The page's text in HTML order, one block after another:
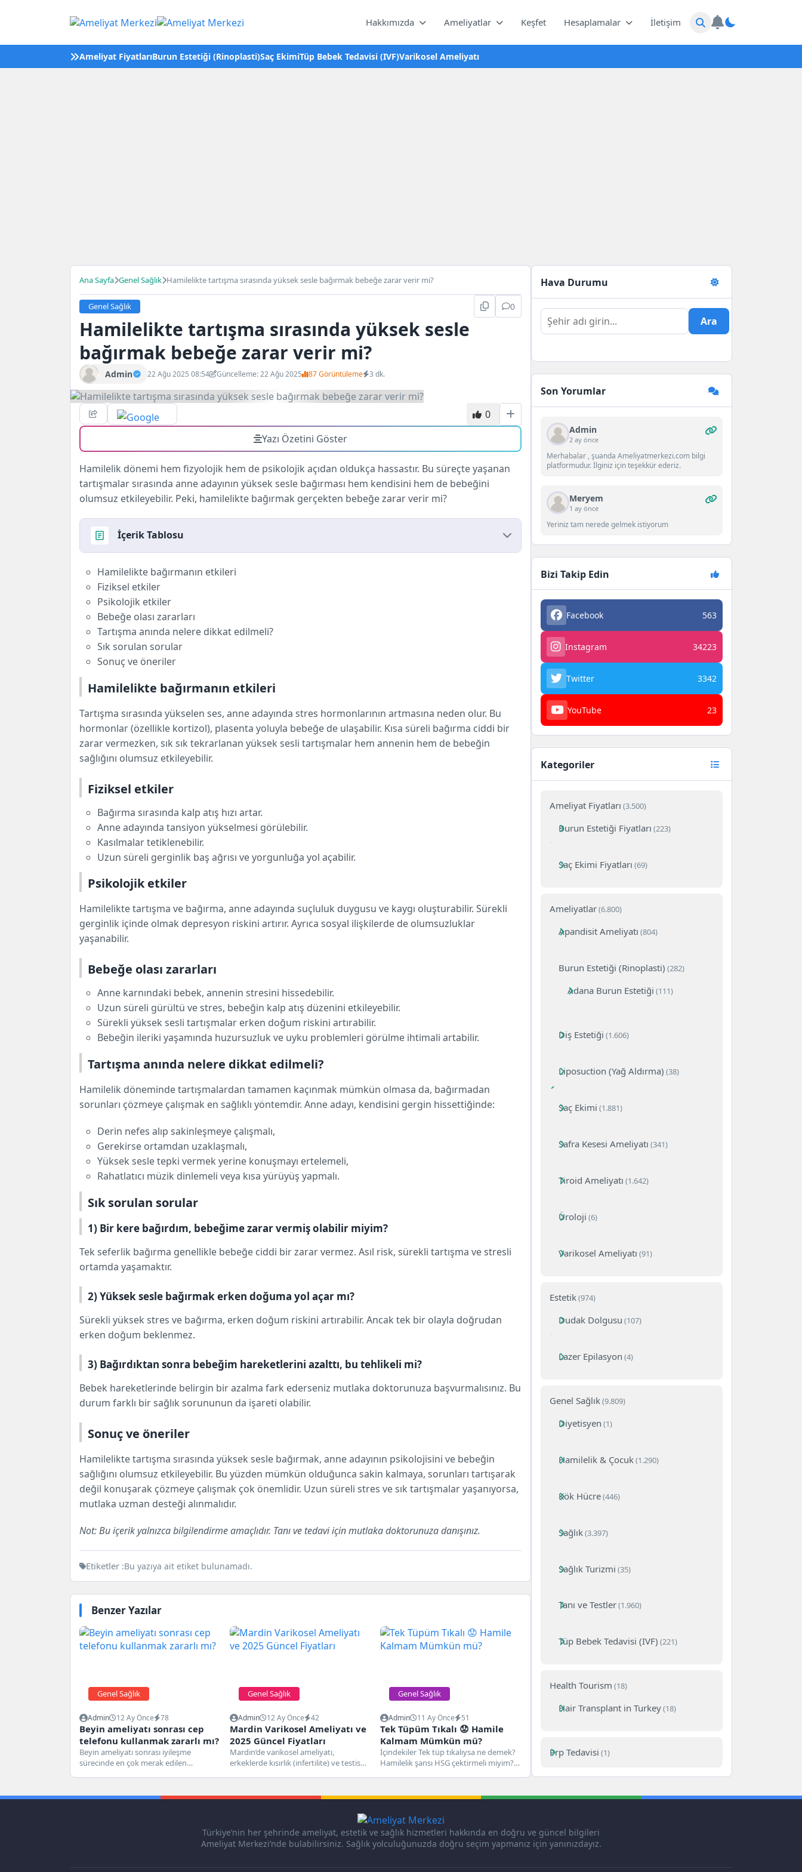
Hakkımızda Ameliyatlar Keşfet Hesaplamalar İletişim
Ameliyat FiyatlarıBurun Estetiği (Rinoplasti)Saç EkimiTüp Bebek Tedavisi (IVF)Varikosel Ameliyatı
Ana Sayfa Genel Sağlık Hamilelikte tartışma sırasında yüksek sesle bağırmak bebeğe zarar verir mi?
Genel Sağlık 0
Hamilelikte tartışma sırasında yüksek sesle
bağırmak bebeğe zarar verir mi?
Admin 22 Ağu 2025 08:54 Güncelleme: 22 Ağu 2025 87 Görüntüleme 3 dk.
0
Yazı Özetini Göster
Hamilelik dönemi hem fizyolojik hem de psikolojik açıdan oldukça hassastır. Bu süreçte yaşanan
tartışmalar sırasında anne adayının yüksek sesle bağırması hem kendisini hem de bebeğini
olumsuz etkileyebilir. Peki, hamilelikte bağırmak gerçekten bebeğe zarar verir mi?
İçerik Tablosu
Hamilelikte bağırmanın etkileri
Fiziksel etkiler
Psikolojik etkiler
Bebeğe olası zararları
Tartışma anında nelere dikkat edilmeli?
Sık sorulan sorular
1) Bir kere bağırdım, bebeğime zarar vermiş olabilir miyim?
3) Bağırdıktan sonra bebeğim hareketlerini azalttı, bu tehlikeli mi?
Hamilelikte bağırmanın etkileri
Fiziksel etkiler
Psikolojik etkiler
Bebeğe olası zararları
Tartışma anında nelere dikkat edilmeli?
Sık sorulan sorular
Sonuç ve öneriler
Hamilelikte bağırmanın etkileri
Tartışma sırasında yükselen ses, anne adayında stres hormonlarının artmasına neden olur. Bu
hormonlar (özellikle kortizol), plasenta yoluyla bebeğe de ulaşabilir. Kısa süreli bağırma ciddi bir
zarar vermezken, sık sık tekrarlanan yüksek sesli tartışmalar hem annenin hem de bebeğin
sağlığını olumsuz etkileyebilir.
Fiziksel etkiler
Bağırma sırasında kalp atış hızı artar.
Anne adayında tansiyon yükselmesi görülebilir.
Kasılmalar tetiklenebilir.
Uzun süreli gerginlik baş ağrısı ve yorgunluğa yol açabilir.
Psikolojik etkiler
Hamilelikte tartışma ve bağırma, anne adayında suçluluk duygusu ve kaygı oluşturabilir. Sürekli
gerginlik içinde olmak depresyon riskini artırır. Ayrıca sosyal ilişkilerde de olumsuzluklar
yaşanabilir.
Bebeğe olası zararları
Anne karnındaki bebek, annenin stresini hissedebilir.
Uzun süreli gürültü ve stres, bebeğin kalp atış düzenini etkileyebilir.
Sürekli yüksek sesli tartışmalar erken doğum riskini artırabilir.
Bebeğin ileriki yaşamında huzursuzluk ve uyku problemleri görülme ihtimali artabilir.
Tartışma anında nelere dikkat edilmeli?
Hamilelik döneminde tartışmalardan tamamen kaçınmak mümkün olmasa da, bağırmadan
sorunları çözmeye çalışmak en sağlıklı yöntemdir. Anne adayı, kendisini gergin hissettiğinde:
Derin nefes alıp sakinleşmeye çalışmalı,
Gerekirse ortamdan uzaklaşmalı,
Yüksek sesle tepki vermek yerine konuşmayı ertelemeli,
Rahatlatıcı müzik dinlemeli veya kısa yürüyüş yapmalı.
Sık sorulan sorular
1) Bir kere bağırdım, bebeğime zarar vermiş olabilir miyim?
Tek seferlik bağırma genellikle bebeğe ciddi bir zarar vermez. Asıl risk, sürekli tartışma ve stresli
ortamda yaşamaktır.
2) Yüksek sesle bağırmak erken doğuma yol açar mı?
Sürekli yüksek stres ve bağırma, erken doğum riskini artırabilir. Ancak tek bir olayla doğrudan
erken doğum beklenmez.
3) Bağırdıktan sonra bebeğim hareketlerini azalttı, bu tehlikeli mi?
Bebek hareketlerinde belirgin bir azalma fark ederseniz mutlaka doktorunuza başvurmalısınız. Bu
durum farklı bir sağlık sorununun da işareti olabilir.
Sonuç ve öneriler
Hamilelikte tartışma sırasında yüksek sesle bağırmak, anne adayının psikolojisini ve bebeğin
sağlığını olumsuz etkileyebilir. Bu yüzden mümkün olduğunca sakin kalmaya, sorunları tartışarak
değil konuşarak çözmeye çalışmak çok önemlidir. Uzun süreli stres ve sık tartışmalar yaşanıyorsa,
mutlaka uzman desteği alınmalıdır.
Not: Bu içerik yalnızca bilgilendirme amaçlıdır. Tanı ve tedavi için mutlaka doktorunuza danışınız.
Etiketler :Bu yazıya ait etiket bulunamadı.
Benzer Yazılar
Genel Sağlık
Admin 12 Ay Önce 78
Beyin ameliyatı sonrası cep
telefonu kullanmak zararlı mı?
Beyin ameliyatı sonrası iyileşme
sürecinde en çok merak edilen
Genel Sağlık
Admin 12 Ay Önce 42
Mardin Varikosel Ameliyatı ve
2025 Güncel Fiyatları
Mardin’de varikosel ameliyatı,
erkeklerde kısırlık (infertilite) ve testis
Genel Sağlık
Admin 11 Ay Önce 51
Tek Tüpüm Tıkalı 😟 Hamile
Kalmam Mümkün mü?
İçindekiler Tek tüp tıkalıysa ne demek?
Hamilelik şansı HSG çektirmeli miyim?
Hava Durumu
Ara
Son Yorumlar
Admin
2 ay önce
Merhabalar , şuanda Ameliyatmerkezi.com bilgi
platformudur. İlginiz için teşekkür ederiz.
Meryem
1 ay önce
Yeriniz tam nerede gelmek istiyorum
Bizi Takip Edin
Facebook 563
Instagram 34223
Twitter 3342
YouTube 23
Kategoriler
Ameliyat Fiyatları (3.500)
Burun Estetiği Fiyatları (223)
Saç Ekimi Fiyatları (69)
Ameliyatlar(6.800)
Apandisit Ameliyatı (804)
Burun Estetiği (Rinoplasti) (282)
Adana Burun Estetiği (111)
Diş Estetiği (1.606)
Liposuction (Yağ Aldırma) (38)
Saç Ekimi (1.881)
Safra Kesesi Ameliyatı (341)
Tiroid Ameliyatı (1.642)
Üroloji (6)
Varikosel Ameliyatı (91)
Estetik(974)
Dudak Dolgusu (107)
Lazer Epilasyon (4)
Genel Sağlık(9.809)
Diyetisyen (1)
Hamilelik & Çocuk(1.290)
Kök Hücre(446)
Sağlık(3.397)
Sağlık Turizmi (35)
Tanı ve Testler(1.960)
Tüp Bebek Tedavisi (IVF) (221)
Health Tourism (18)
Hair Transplant in Turkey(18)
Prp Tedavisi (1)
Türkiye’nin her şehrinde ameliyat, estetik ve sağlık hizmetleri hakkında en doğru ve güncel bilgileri
Ameliyat Merkezi’nde bulabilirsiniz. Sağlık yolculuğunuzda doğru seçim yapmanız için yanınızdayız.